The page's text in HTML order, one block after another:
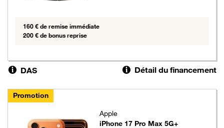
160 € de remise immédiate
200 € de bonus reprise
DAS Détail du financement
Promotion
Apple
iPhone 17 Pro Max 5G+